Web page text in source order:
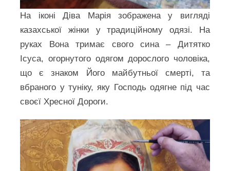
На іконі Діва Марія зображена у вигляді
казахської жінки у традиційному одязі. На
руках Вона тримає свого сина – Дитятко
Ісуса, огорнутого одягом дорослого чоловіка,
що є знаком Його майбутньої смерті, та
вбраного у туніку, яку Господь одягне під час
своєї Хресної Дороги.